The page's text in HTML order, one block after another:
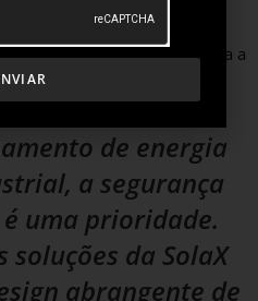
Além de se integrar
fotovoltaicos, o que auxilia a
de energia
a segurança
uma prioridade.
soluções da SolaX
abrangente de